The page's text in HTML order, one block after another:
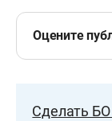
Оцените
Сделать